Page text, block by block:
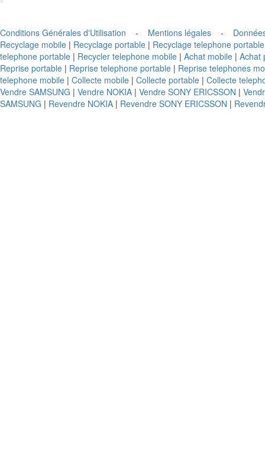
Conditions Générales d'Utilisation - Mentions légales -
Recyclage mobile | Recyclage portable | Recyclage telephone portable
telephone portable | Recycler telephone mobile | Achat mobile | Achat
Reprise portable | Reprise telephone portable | Reprise telephones
telephone mobile | Collecte mobile | Collecte portable | Collecte
Vendre SAMSUNG | Vendre NOKIA | Vendre SONY ERICSSON |
SAMSUNG | Revendre NOKIA | Revendre SONY ERICSSON |